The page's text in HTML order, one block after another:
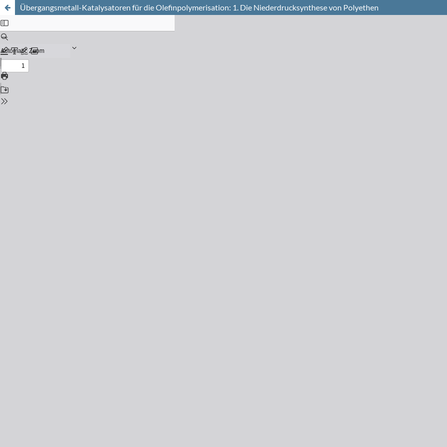
Übergangsmetall-Katalysatoren für die Olefinpolymerisation: 1. Die Niederdrucksynthese von Polyethen